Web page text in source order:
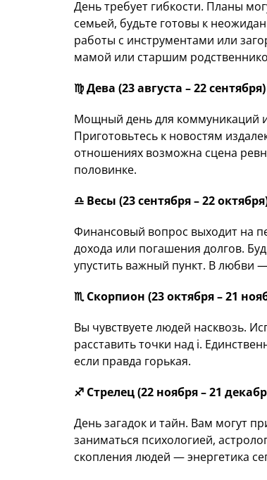
День требует гибкости. Планы
семьей, будьте готовы к
работы с инструментами или
мамой или старшим
♍️ Дева (23 августа – 22 сентября)
Мощный день для коммуникаций
Приготовьтесь к новостям
отношениях возможна сцена
половинке.
♎️ Весы (23 сентября – 22
Финансовый вопрос выходит на
дохода или погашения долгов.
упустить важный пункт. В любви
♏️ Скорпион (23 октября – 21
Вы чувствуете людей насквозь.
расставить точки над i.
если правда горькая.
♐️ Стрелец (22 ноября – 21
День загадок и тайн. Вам могут
заниматься психологией,
скопления людей — энергетика